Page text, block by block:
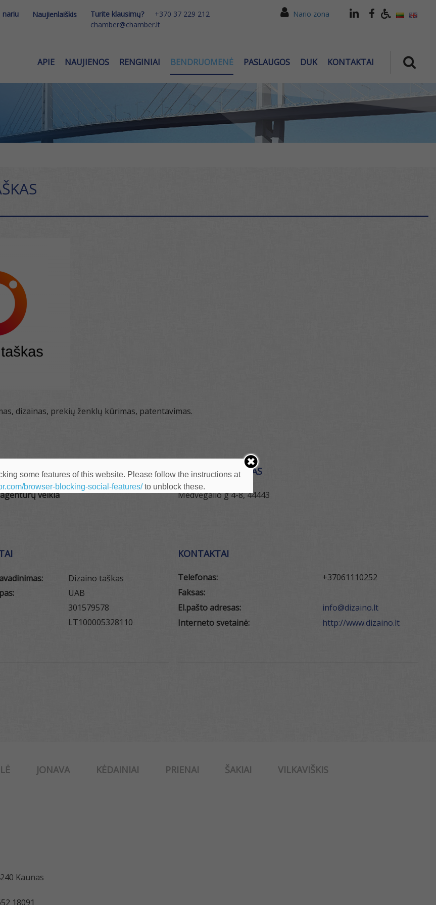
nariu Naujienlaiškis Turite klausimų?
+370 37 229 212
chamber@chamber.lt
Nario zona
APIE NAUJIENOS RENGINIAI BENDRUOMENĖ PASLAUGOS DUK KONTAKTAI
dizainas, prekių ženklų kūrimas, patentavimas.
veikla
BUVEINĖS ADRESAS
Medvėgalio g 4-8, 44443
Dizaino taškas
UAB
301579578
LT100005328110
KONTAKTAI
Telefonas:
Faksas:
El.pašto adresas:
Interneto svetainė:
+37061110252
info@dizaino.lt
http://www.dizaino.lt
JONAVA KĖDAINIAI PRIENAI ŠAKIAI
VILKAVIŠKIS
Kaunas
18091
some features of this website. Please follow the instructions at
browser-blocking-social-features/to unblock these.